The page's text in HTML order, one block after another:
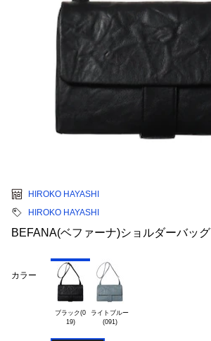
HIROKO HAYASHI
HIROKO HAYASHI
BEFANA(ベファーナ)ショルダーバッグ
カラー
ブラック(0
19)
ライトブルー
(091)